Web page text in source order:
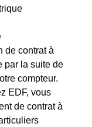
de contrat à
par la suite de
compteur.
EDF, vous
de contrat à